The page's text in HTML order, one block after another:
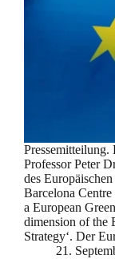
Professor Peter
des
Barcelona
a European
dimension of the
Strategy‘. Der
21.